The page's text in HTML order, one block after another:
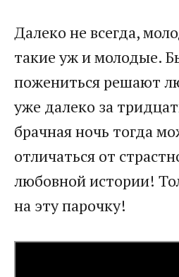
Далеко не всегда,
такие уж и молодые.
пожениться решают
уже далеко за
брачная ночь тогда
отличаться от
любовной истории!
на эту парочку!